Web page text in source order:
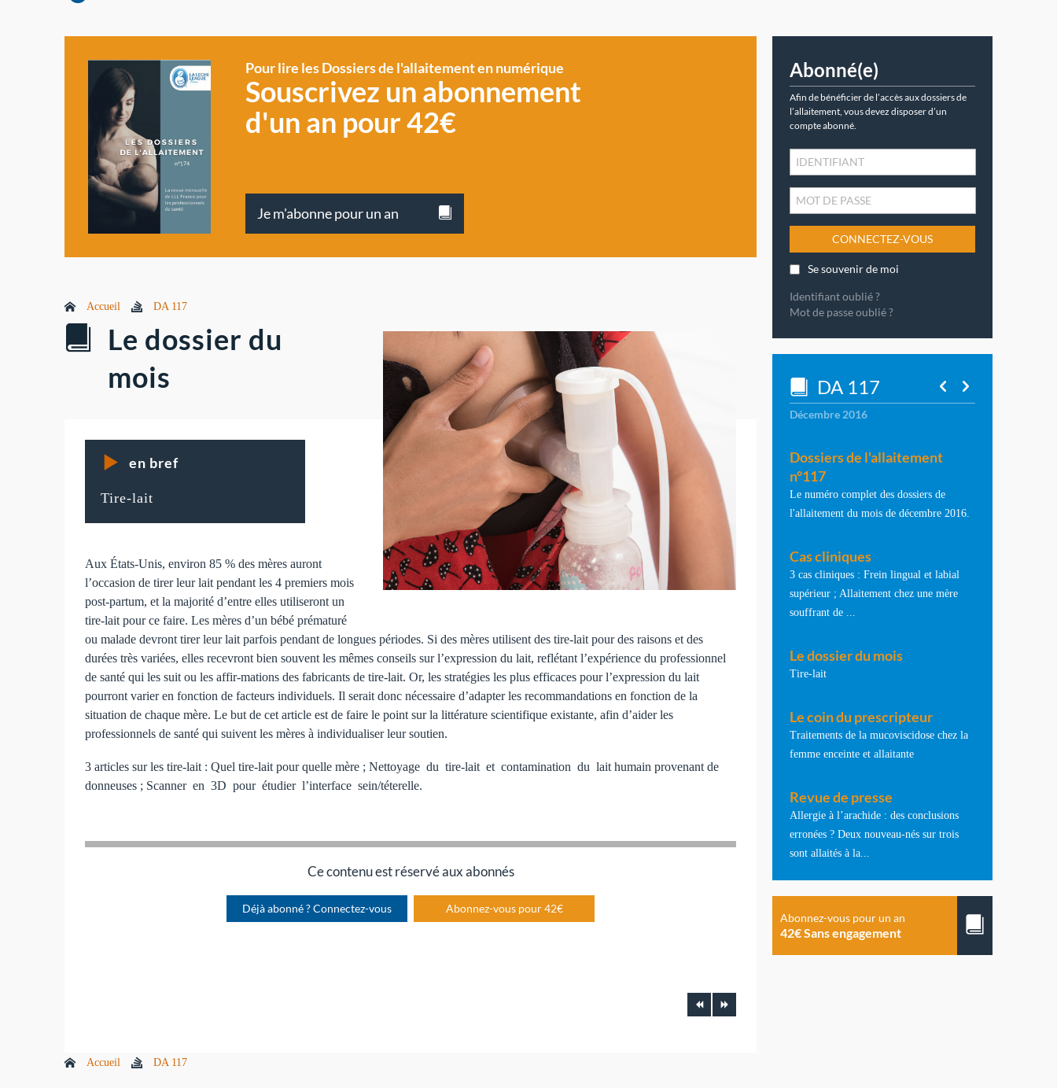
Pour lire les Dossiers de l'allaitement en numérique
Souscrivez un abonnement
d'un an pour 42€
Je m'abonne pour un an
Accueil DA 117
Le dossier du
mois
en bref
Tire-lait
Aux États-Unis, environ 85 % des mères auront
l’occasion de tirer leur lait pendant les 4 premiers mois
post-partum, et la majorité d’entre elles utiliseront un
tire-lait pour ce faire. Les mères d’un bébé prématuré
ou malade devront tirer leur lait parfois pendant de longues périodes. Si des mères utilisent des tire-lait pour des raisons et des
durées très variées, elles recevront bien souvent les mêmes conseils sur l’expression du lait, reflétant l’expérience du professionnel
de santé qui les suit ou les affir-mations des fabricants de tire-lait. Or, les stratégies les plus efficaces pour l’expression du lait
pourront varier en fonction de facteurs individuels. Il serait donc nécessaire d’adapter les recommandations en fonction de la
situation de chaque mère. Le but de cet article est de faire le point sur la littérature scientifique existante, afin d’aider les
professionnels de santé qui suivent les mères à individualiser leur soutien.
3 articles sur les tire-lait : Quel tire-lait pour quelle mère ; Nettoyage du tire-lait et contamination du lait humain provenant de
donneuses ; Scanner en 3D pour étudier l’interface sein/téterelle.
Ce contenu est réservé aux abonnés
Déjà abonné ? Connectez-vous Abonnez-vous pour 42€
Accueil DA 117
Abonné(e)
Afin de bénéficier de l’accès aux dossiers de
l’allaitement, vous devez disposer d’un
compte abonné.
CONNECTEZ-VOUS
Se souvenir de moi
Identifiant oublié ?
Mot de passe oublié ?
DA 117
Décembre 2016
Dossiers de l'allaitement
n°117
Le numéro complet des dossiers de
l'allaitement du mois de décembre 2016.
Cas cliniques
3 cas cliniques : Frein lingual et labial
supérieur ; Allaitement chez une mère
souffrant de ...
Le dossier du mois
Tire-lait
Le coin du prescripteur
Traitements de la mucoviscidose chez la
femme enceinte et allaitante
Revue de presse
Allergie à l’arachide : des conclusions
erronées ? Deux nouveau-nés sur trois
sont allaités à la...
Abonnez-vous pour un an
42€ Sans engagement